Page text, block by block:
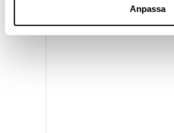
Anpassa
kr exkl
(5 610kr inkl